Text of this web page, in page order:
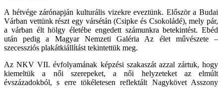
A hétvége zárónapján kulturális vizekre eveztünk. Először a Budai
Várban vettünk részt egy vársétán (Csipke és Csokoládé), mely pár,
a várban élt hölgy életébe engedett számunkra betekintést. Ebéd
után pedig a Magyar Nemzeti Galéria Az élet művészete –
szecessziós plakátkiállítást tekintettük meg.
Az NKV VII. évfolyamának képzési szakaszát azzal zártuk, hogy
kiemeltük a női szerepeket, a női helyzeteket az elmúlt
évszázadokból, s erre tökéletesen reflektált Nagykövet Asszony